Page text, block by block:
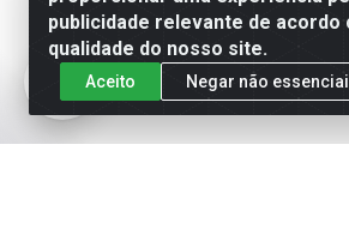
publicidade relevante de
qualidade do nosso site.
Aceito Negar não